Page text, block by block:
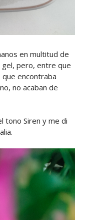
en multitud de
pero, entre que
encontraba
no acaban de
tono Siren y me di